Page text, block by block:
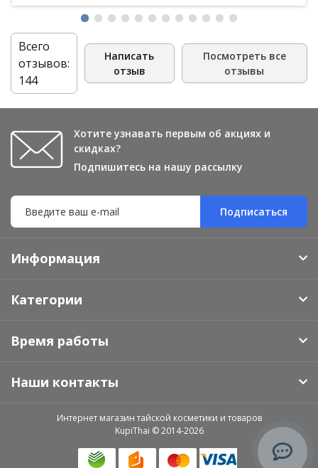
этом. Договор-оферты длинный, прочитать полностью
долго. Да, вся информация есть на сайте (все юридически
грамотно, как в кодексах), но, мы (позволю себе
обобщить) обычные покупатели интернет-магазинов как
часто ходим и читаем все тексты до последней буквы во
всех имеющихся разделах сайтов онлайн-магазинов? А
сотруднице колл центра - моя наивысшая оценка ее
работе. Её ответ: - на сайте вся информация есть, кидает
ссылки, мол предлагает п
Всего
отзывов:
144
Написать
отзыв
Посмотреть все
отзывы
Хотите узнавать первым об акциях и
скидках?
Подпишитесь на нашу рассылку
Подписаться
Информация
Категории
Время работы
Наши контакты
Интернет магазин тайской косметики и товаров
KupiThai © 2014-2026